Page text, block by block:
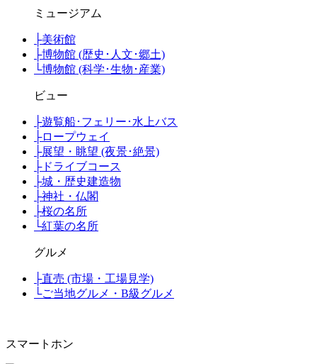
ミュージアム
├美術館
├博物館 (歴史･人文･郷土)
└博物館 (科学･生物･産業)
ビュー
├遊覧船･フェリー･水上バス
├ロープウェイ
├展望・眺望 (夜景･絶景)
├ドライブコース
├城・歴史建造物
├神社・仏閣
├桜の名所
└紅葉の名所
グルメ
├直売 (市場・工場見学)
└ご当地グルメ・B級グルメ
スマートホン